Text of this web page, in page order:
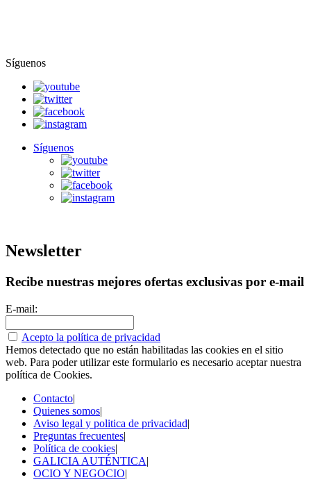
Síguenos
Síguenos
Newsletter
Recibe nuestras mejores ofertas exclusivas por e-mail
E-mail:
Acepto la política de privacidad
Hemos detectado que no están habilitadas las cookies en el sitio
web. Para poder utilizar este formulario es necesario aceptar nuestra
política de Cookies.
Contacto|
Quienes somos|
Aviso legal y politica de privacidad|
Preguntas frecuentes|
Política de cookies|
GALICIA AUTÉNTICA|
OCIO Y NEGOCIO|